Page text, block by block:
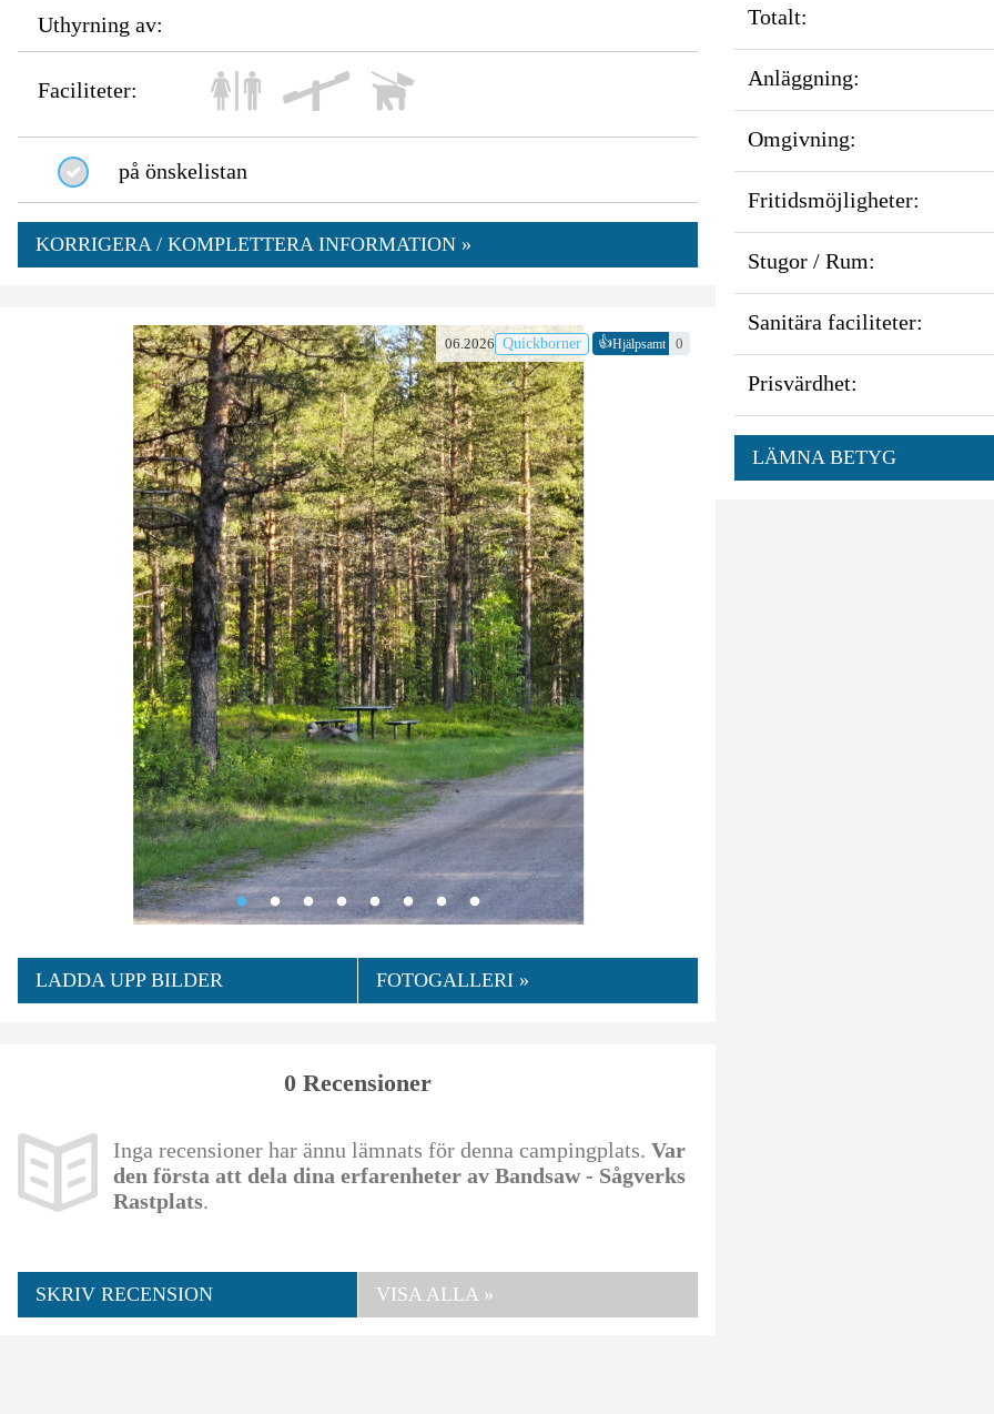
Uthyrning av:
Faciliteter:
på önskelistan
KORRIGERA / KOMPLETTERA INFORMATION »
06.2026 Quickborner 👍Hjälpsamt 0
LADDA UPP BILDER FOTOGALLERI »
0 Recensioner
Inga recensioner har ännu lämnats för denna campingplats.Var
den första att dela dina erfarenheter av Bandsaw - Sågverks
Rastplats.
SKRIV RECENSION VISA ALLA »
Totalt:
Anläggning:
Omgivning:
Fritidsmöjligheter:
Stugor / Rum:
Sanitära faciliteter:
Prisvärdhet:
LÄMNA BETYG